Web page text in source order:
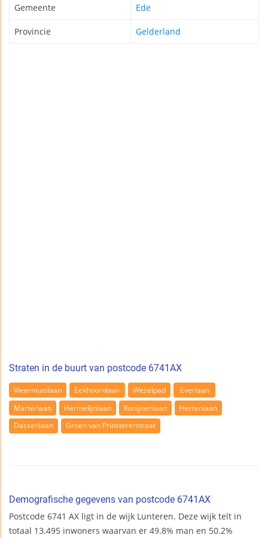
Gemeente Ede
Provincie Gelderland
Straten in de buurt van postcode 6741AX
Vleermuislaan Eekhoornlaan Wezelpad
Everlaan
Marterlaan
Hermelijnlaan Konijnenlaan
Hertenlaan
Dassenlaan
Groen van Prinstererstraat
Demografische gegevens van postcode 6741AX
Postcode 6741 AX ligt in de wijk Lunteren. Deze wijk telt in
totaal 13.495 inwoners waarvan er 49.8% man en 50.2%